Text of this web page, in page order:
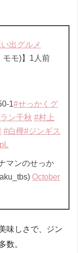
出グルメ
モモ)】1人前
1#せっかくグ
ン千秋 #村上
#白樺#ジンギス
マンのせっか
October
味しさで、ジン
数。